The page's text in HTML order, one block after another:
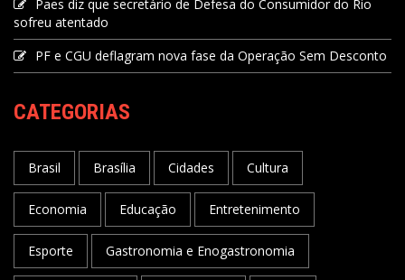
Paes diz que secretário de Defesa do Consumidor do Rio
sofreu atentado
PF e CGU deflagram nova fase da Operação Sem Desconto
CATEGORIAS
Brasil Brasília Cidades Cultura
Economia Educação Entretenimento
Esporte Gastronomia e Enogastronomia